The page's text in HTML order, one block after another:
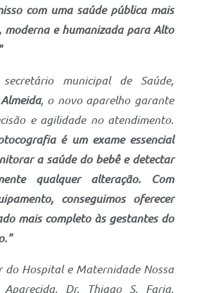
com uma saúde pública mais
moderna e humanizada para Alto
municipal de Saúde,
, o novo aparelho garante
e agilidade no atendimento.
é um exame essencial
a saúde do bebê e detectar
qualquer alteração. Com
conseguimos oferecer
mais completo às gestantes do
do Hospital e Maternidade Nossa
Aparecida, Dr. Thiago S. Faria,